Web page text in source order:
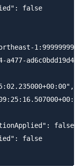
false
a477-
false,
false